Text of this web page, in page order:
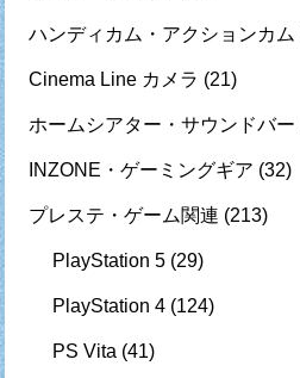
ハンディカム・アクションカム
Cinema Line カメラ (21)
ホームシアター・サウンドバー
INZONE・ゲーミングギア (32)
プレステ・ゲーム関連 (213)
PlayStation 5 (29)
PlayStation 4 (124)
PS Vita (41)